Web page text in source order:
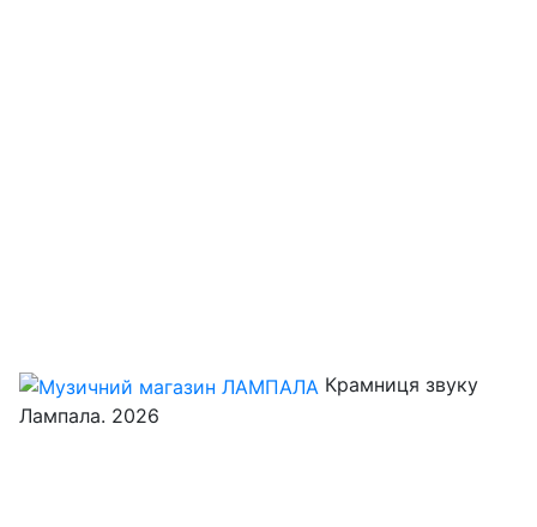
Крамниця звуку
Лампала. 2026